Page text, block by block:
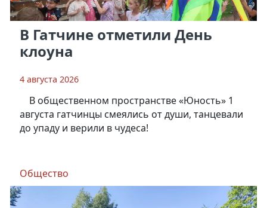
В Гатчине отметили День
клоуна
4 августа 2026
В общественном пространстве «Юность» 1
августа гатчинцы смеялись от души, танцевали
до упаду и верили в чудеса!
Общество